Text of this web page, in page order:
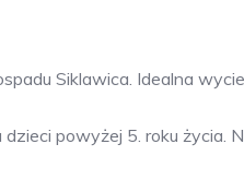
Siklawica. Idealna
powyżej 5. roku życia.